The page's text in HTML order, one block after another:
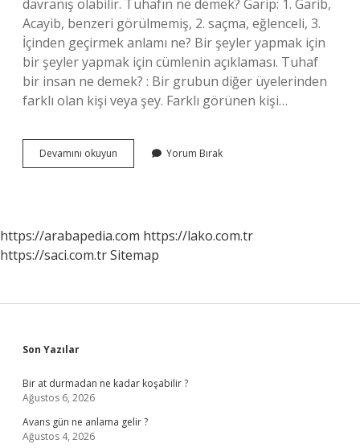
davranış olabilir. Tuhafın ne demek? Garip: 1. Garib,
Acayib, benzeri görülmemiş, 2. saçma, eğlenceli, 3.
İçinden geçirmek anlamı ne? Bir şeyler yapmak için
bir şeyler yapmak için cümlenin açıklaması. Tuhaf
bir insan ne demek? : Bir grubun diğer üyelerinden
farklı olan kişi veya şey. Farklı görünen kişi…
Devamını okuyun
Bir
Yorum Bırak
https://arabapedia.com https://lako.com.tr
https://saci.com.trSitemap
Sidebar
Son Yazılar
Bir at durmadan ne kadar koşabilir ?
Ağustos 6, 2026
Avans gün ne anlama gelir ?
Ağustos 4, 2026